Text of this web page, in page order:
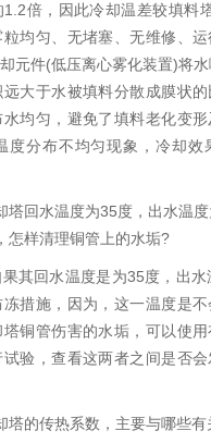
1.2倍，因此冷却温差较填料
均匀、无堵塞、无维修、
元件(低压离心雾化装置)将
大于水被填料分散成膜状
均匀，避免了填料老化变
度分布不均匀现象，冷却效
回水温度为35度，出水温度
怎样清理铜管上的水垢?
回水温度是为35度，出水
措施，因为，这一温度是
铜管伤害的水垢，可以使用
验，查看这两者之间是否
的传热系数，主要与哪些有